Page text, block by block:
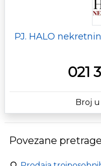
PJ. HALO
021
Broj u
Povezane